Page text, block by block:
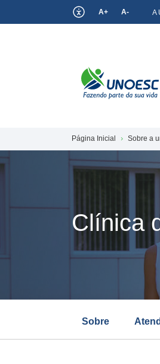
A+ A- A
Página Inicial Sobre a
Clínica
Sobre